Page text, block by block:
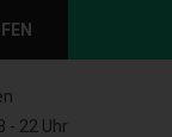
- 22 Uhr